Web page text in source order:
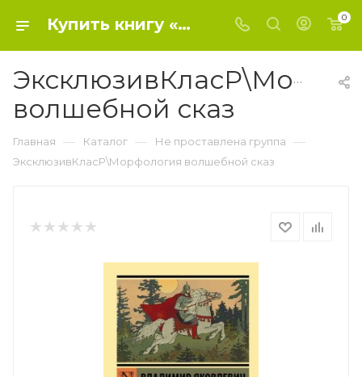
Купить книгу «ЭксклюзивКласР\Морфология волшебной сказ» 2023, Пропп В.Я. - Не проставлена группа 0
волшебной сказ
Главная — Каталог — Не проставлена группа —
ЭксклюзивКласР\Морфология волшебной сказ